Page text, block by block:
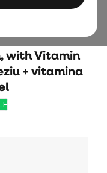
with Vitamin
+ vitamina